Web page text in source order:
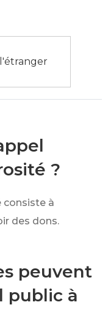
?
consiste à
des dons.
peuvent
public à